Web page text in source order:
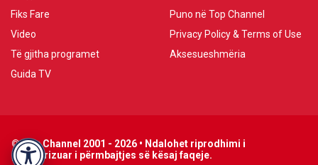
Fiks Fare
Video
Të gjitha programet
Guida TV
Puno në Top Channel
Privacy Policy & Terms of Use
Aksesueshmëria
© Top Channel 2001 - 2026 • Ndalohet riprodhimi i
paautorizuar i përmbajtjes së kësaj faqeje.